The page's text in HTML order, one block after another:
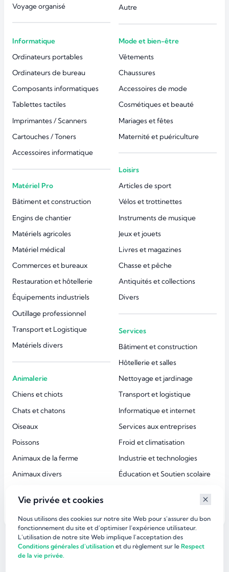
Voyage organisé
Autre
Informatique
Ordinateurs portables
Ordinateurs de bureau
Composants informatiques
Tablettes tactiles
Imprimantes / Scanners
Cartouches / Toners
Accessoires informatique
Matériel Pro
Bâtiment et construction
Engins de chantier
Matériels agricoles
Matériel médical
Commerces et bureaux
Restauration et hôtellerie
Équipements industriels
Outillage professionnel
Transport et Logistique
Matériels divers
Animalerie
Chiens et chiots
Chats et chatons
Oiseaux
Poissons
Animaux de la ferme
Animaux divers
Mode et bien-être
Vêtements
Chaussures
Accessoires de mode
Cosmétiques et beauté
Mariages et fêtes
Maternité et puériculture
Loisirs
Articles de sport
Vélos et trottinettes
Instruments de musique
Jeux et jouets
Livres et magazines
Chasse et pêche
Antiquités et collections
Divers
Services
Bâtiment et construction
Hôtellerie et salles
Nettoyage et jardinage
Transport et logistique
Informatique et internet
Services aux entreprises
Froid et climatisation
Industrie et technologies
Éducation et Soutien scolaire
©dirlaffaire.com 2026
Vie privée et cookies
Nous utilisons des cookies sur notre site Web pour s'assurer du bon
fonctionnement du site et d'optimiser l’expérience utilisateur.
L'utilisation de notre site Web implique l'acceptation des
Conditions générales d'utilisation et du règlement sur leRespect
de la vie privée.